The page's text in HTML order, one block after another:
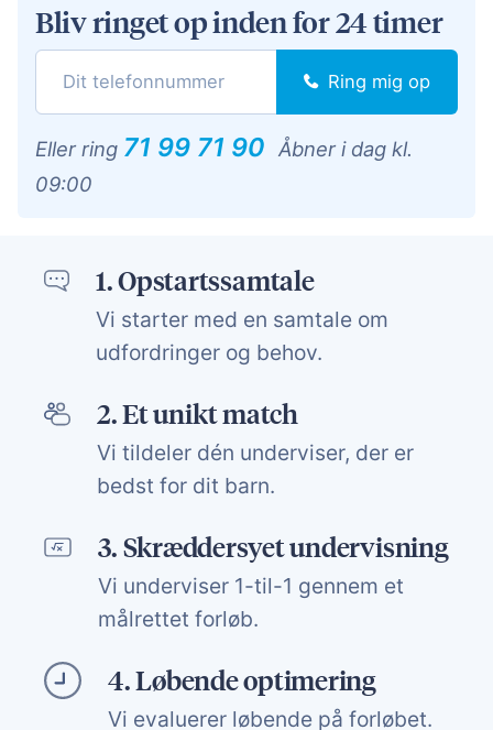
Bliv ringet op inden for 24 timer
Ring mig op
Eller ring 71 99 71 90 Åbner i dag kl.
09:00
1.Opstartssamtale
Vi starter med en samtale om
udfordringer og behov.
2.Et unikt match
Vi tildeler dén underviser, der er
bedst for dit barn.
3.Skræddersyet undervisning
Vi underviser 1-til-1 gennem et
målrettet forløb.
4.Løbende optimering
Vi evaluerer løbende på forløbet.